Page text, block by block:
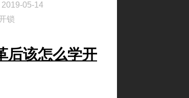
2019-05-14
锁
后该怎么学开